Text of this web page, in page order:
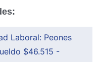
Laboral: Peones
$46.515 -